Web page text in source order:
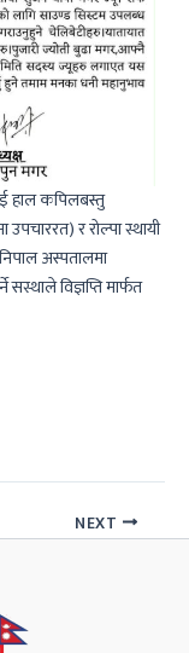
हाल कपिलबस्तु
र रोल्पा स्थायी
अस्पतालमा
विज्ञप्ति मार्फत
NEXT